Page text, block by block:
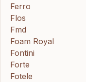
Ferro
Flos
Fmd
Foam Royal
Fontini
Forte
Fotele